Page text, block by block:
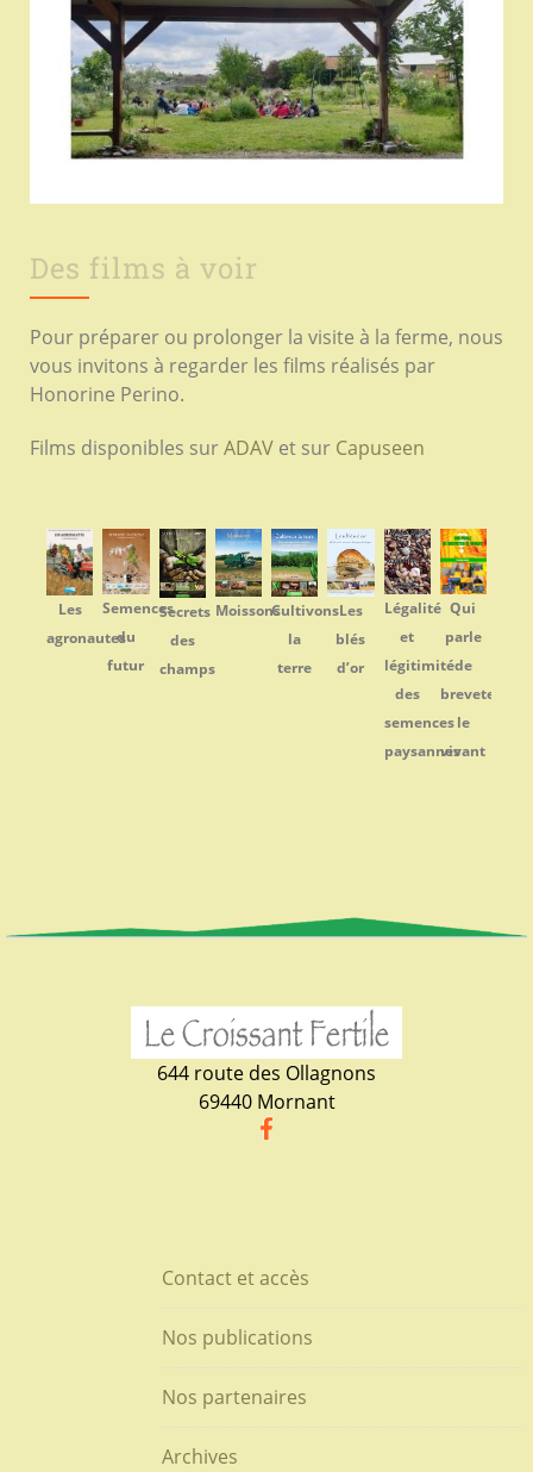
Des films à voir
Pour préparer ou prolonger la visite à la ferme, nous
vous invitons à regarder les films réalisés par
Honorine Perino.
Films disponibles surADAV et sur Capuseen
Les
agronautes
Semences
du
futur
Secrets
des
champs
MoissonsCultivons
la
terre
Les
blés
d’or
Légalité
et
légitimité
des
semences
paysannes
Qui
parle
de
breveter
le
vivant
644 route des Ollagnons
69440 Mornant
Contact et accès
Nos publications
Nos partenaires
Archives